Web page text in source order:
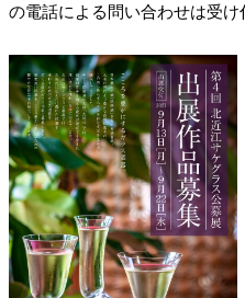
の電話による問い合わせは受け